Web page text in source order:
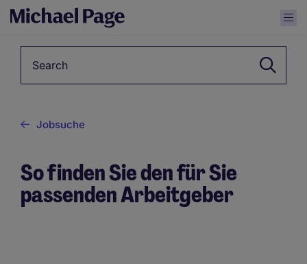
Jobsuche
So finden Sie den für Sie
passenden Arbeitgeber